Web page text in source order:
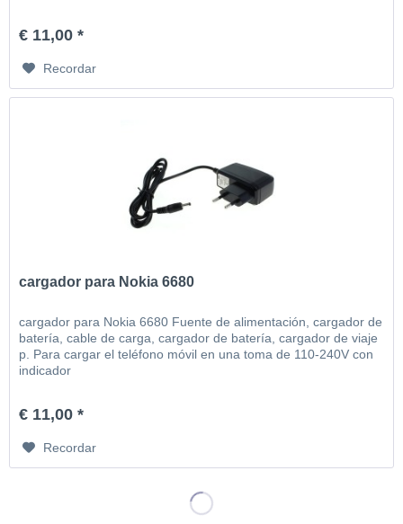
€ 11,00 *
Recordar
cargador para Nokia 6680
cargador para Nokia 6680 Fuente de alimentación, cargador de
batería, cable de carga, cargador de batería, cargador de viaje
p. Para cargar el teléfono móvil en una toma de 110-240V con
indicador
€ 11,00 *
Recordar